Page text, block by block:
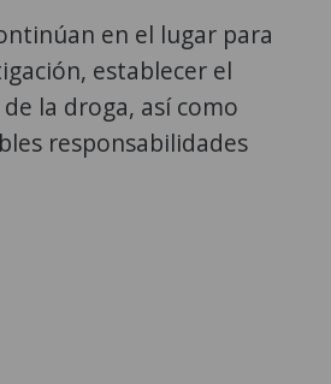
en el lugar para
establecer el
la droga, así como
responsabilidades